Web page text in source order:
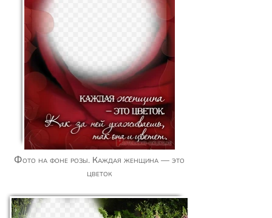
Фото на фоне розы. Каждая женщина — это
цветок